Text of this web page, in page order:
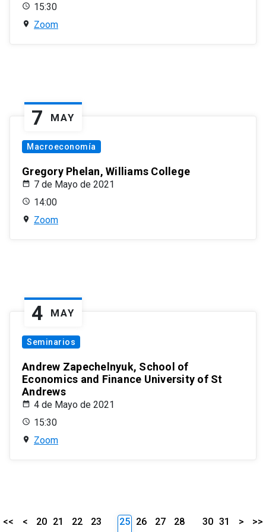
15:30
Zoom
7 MAY
Macroeconomía
Gregory Phelan, Williams College
7 de Mayo de 2021
14:00
Zoom
4 MAY
Seminarios
Andrew Zapechelnyuk, School of
Economics and Finance University of St
Andrews
4 de Mayo de 2021
15:30
Zoom
<< < 20 21 22
23
25 26 27
28
30 31 > >>